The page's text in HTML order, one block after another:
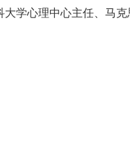
大学心理中心主任、马